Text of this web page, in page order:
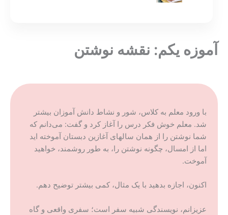
آموزه یکم: نقشه نوشتن
با ورود معلم به کلاس، شور و نشاط دانش آموزان بیشتر
شد. معلم خوش فکر درس را آغاز کرد و گفت: می‌دانم که
شما نوشتن را از همان سالهای آغازین دبستان آموخته اید
اما از امسال، چگونه نوشتن را، به طور روشمند، خواهید
آموخت.
اکنون، اجازه بدهید با یک مثال، کمی بیشتر توضیح دهم.
عزیزانم، نویسندگی شبیه سفر است؛ سفری واقعی و گاه